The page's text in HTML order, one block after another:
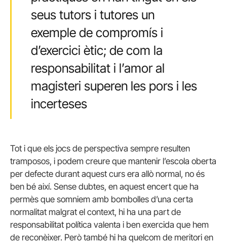
seus tutors i tutores un
exemple de compromís i
d’exercici ètic; de com la
responsabilitat i l’amor al
magisteri superen les pors i les
incerteses
Tot i que els jocs de perspectiva sempre resulten
tramposos, i podem creure que mantenir l’escola oberta
per defecte durant aquest curs era allò normal, no és
ben bé així. Sense dubtes, en aquest encert que ha
permès que somniem amb bombolles d’una certa
normalitat malgrat el context, hi ha una part de
responsabilitat política valenta i ben exercida que hem
de reconèixer. Però també hi ha quelcom de meritori en